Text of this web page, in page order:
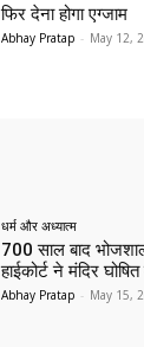
फिर देना होगा एग्जाम
Abhay Pratap - May 12,
धर्म और अध्यात्म
700 साल बाद
हाईकोर्ट ने मंदिर
Abhay Pratap - May 15,